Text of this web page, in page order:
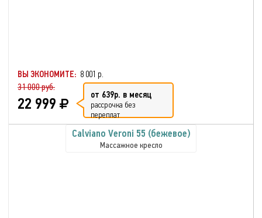
ВЫ ЭКОНОМИТЕ: 8 001 р.
31 000 руб.
22 999 от 639р. в месяц
рассрочка без
переплат
Calviano Veroni 55 (бежевое)
Массажное кресло